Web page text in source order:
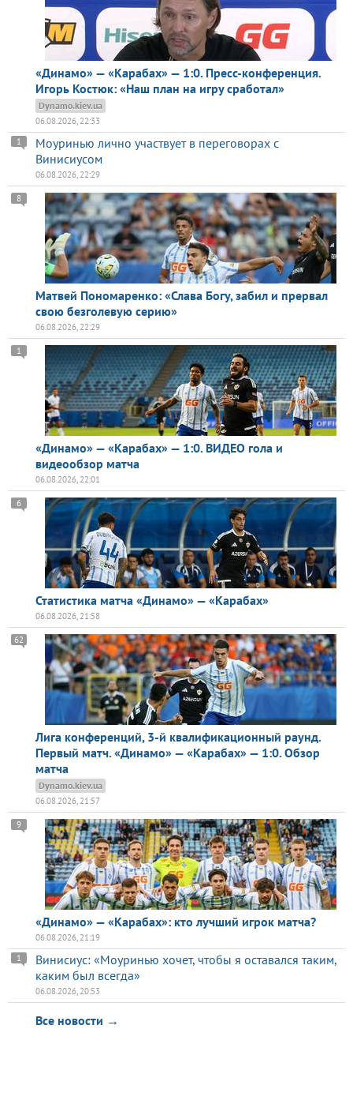
«Динамо» — «Карабах» — 1:0. Пресс-конференция.
Игорь Костюк: «Наш план на игру сработал»
Dynamo.kiev.ua
06.08.2026, 22:33
Моуринью лично участвует в переговорах с
Винисиусом
1
06.08.2026, 22:29
Матвей Пономаренко: «Слава Богу, забил и прервал
свою безголевую серию»
8
06.08.2026, 22:29
«Динамо» — «Карабах» — 1:0. ВИДЕО гола и
видеообзор матча
1
06.08.2026, 22:01
Статистика матча «Динамо» — «Карабах»
6
06.08.2026, 21:58
Лига конференций, 3-й квалификационный раунд.
Первый матч. «Динамо» — «Карабах» — 1:0. Обзор
матча
62
Dynamo.kiev.ua
06.08.2026, 21:57
«Динамо» — «Карабах»: кто лучший игрок матча?
9
06.08.2026, 21:19
Винисиус: «Моуринью хочет, чтобы я оставался таким,
каким был всегда»
1
06.08.2026, 20:53
Все новости →